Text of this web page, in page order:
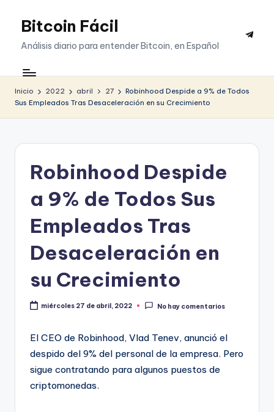
SaltarBitcoin Fácil
Análisis diario para entender Bitcoin, en Español
Inicio 2022 abril 27
Robinhood Despide a 9% de Todos
Sus Empleados Tras Desaceleración en su Crecimiento
Robinhood Despide
a 9% de Todos Sus
Empleados Tras
Desaceleración en
su Crecimiento
miércoles 27 de abril, 2022 No hay comentarios
El CEO de Robinhood, Vlad Tenev, anunció el
despido del 9% del personal de la empresa. Pero
sigue contratando para algunos puestos de
criptomonedas.